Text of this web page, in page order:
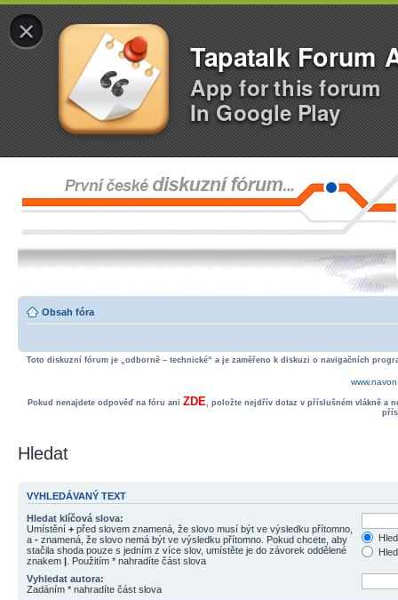
×
Tapatalk Forum
App for this forum
In Google Play
Obsah fóra
Toto diskuzní fórum je „odborně – technické“ a je zaměřeno k diskuzi o navigačních
Pokud nenajdete odpověď na fóru ani ZDE, položte nejdřív dotaz v příslušném vlákně a
Hledat
VYHLEDÁVANÝ TEXT
Hledat klíčová slova:
Umístění + před slovem znamená, že slovo musí být ve výsledku přítomno,
a - znamená, že slovo nemá být ve výsledku přítomno. Pokud chcete, aby
stačila shoda pouze s jedním z více slov, umístěte je do závorek oddělené
znakem | . Použitím * nahradíte část slova
Vyhledat autora:
Zadáním * nahradíte část slova